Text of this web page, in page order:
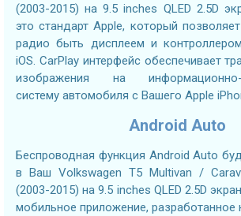
(2003-2015) на 9.5 inches QLED 2.5D
это стандарт Apple, который
радио быть дисплеем и
iOS. CarPlay интерфейс обеспечивает
изображения на информационно-
систему автомобиля с Вашего Apple
Android Auto
Беспроводная функция Android Auto
в Ваш Volkswagen T5 Multivan /
(2003-2015) на 9.5 inches QLED 2.5D
мобильное приложение, разработанное